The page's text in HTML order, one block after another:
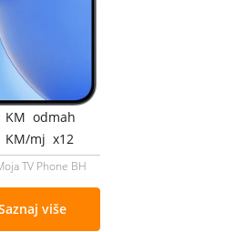
KM odmah
KM/mj x12
TV Phone BH
više